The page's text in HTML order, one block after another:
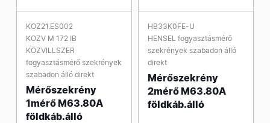
KOZ21.ES002
KOZV M 172 IB
KÖZVILLSZER
fogyasztásmérő szekrények
szabadon álló direkt
Mérőszekrény
1mérő M63.80A
földkáb.álló
HB33K0FE-U
HENSEL fogyasztásmérő
szekrények szabadon álló
direkt
Mérőszekrény
2mérő M63.80A
földkáb.álló